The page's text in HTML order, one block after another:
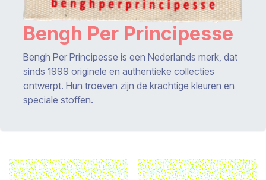
Bengh Per Principesse
Bengh Per Principesse is een Nederlands merk, dat
sinds 1999 originele en authentieke collecties
ontwerpt. Hun troeven zijn de krachtige kleuren en
speciale stoffen.